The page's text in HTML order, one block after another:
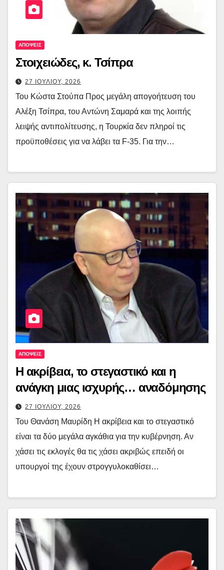
ΑΠΟΨΕΙΣ
Στοιχειώδες, κ. Τσίπρα
27 ΙΟΥΛΙΟΥ, 2026
Του Κώστα Στούπα Προς μεγάλη απογοήτευση του
Αλέξη Τσίπρα, του Αντώνη Σαμαρά και της λοιπής
λειψής αντιπολίτευσης, η Τουρκία δεν πληροί τις
προϋποθέσεις για να λάβει τα F-35. Για την…
ΑΠΟΨΕΙΣ
Η ακρίβεια, το στεγαστικό και η
ανάγκη μιας ισχυρής… αναδόμησης
27 ΙΟΥΛΙΟΥ, 2026
Του Θανάση Μαυρίδη Η ακρίβεια και το στεγαστικό
είναι τα δύο μεγάλα αγκάθια για την κυβέρνηση. Αν
χάσει τις εκλογές θα τις χάσει ακριβώς επειδή οι
υπουργοί της έχουν στρογγυλοκαθίσει…